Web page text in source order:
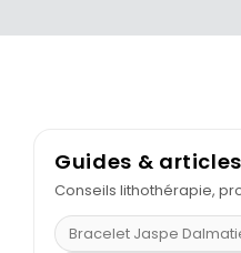
Guides &
Conseils lithothérapie,
Bracelet Jaspe